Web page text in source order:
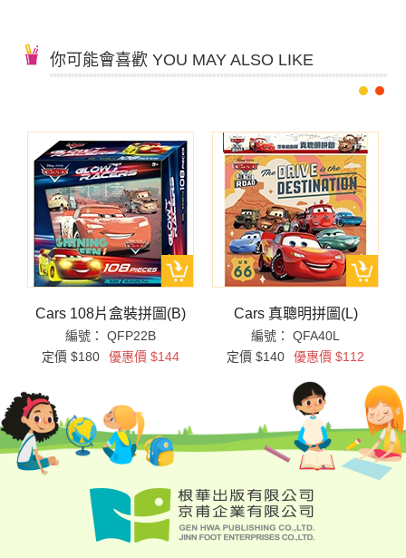
你可能會喜歡 YOU MAY ALSO LIKE
Cars 108片盒裝拼圖(B)
編號： QFP22B
定價 $180
優惠價 $144
Cars 真聰明拼圖(L)
編號： QFA40L
定價 $140
優惠價 $112